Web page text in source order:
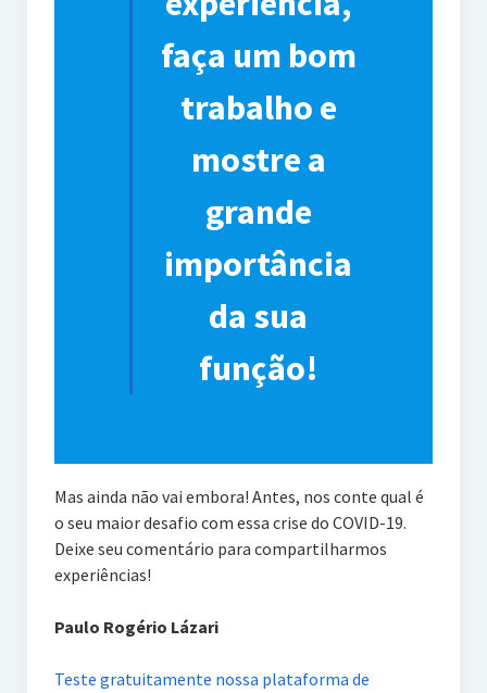
faça um bom
trabalho e
mostre a
grande
importância
da sua
função!
Mas ainda não vai embora! Antes, nos conte qual é
o seu maior desafio com essa crise do COVID-19.
Deixe seu comentário para compartilharmos
experiências!
Paulo Rogério Lázari
Teste gratuitamente nossa plataforma de